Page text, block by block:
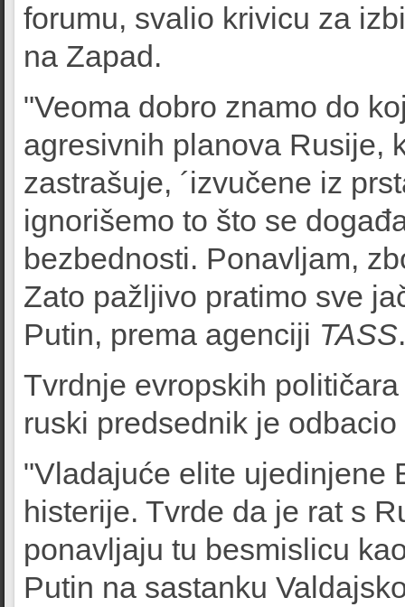
forumu, svalio krivicu za
na Zapad.
"Veoma dobro znamo do
agresivnih planova Rusije,
zastrašuje, ´izvučene iz
ignorišemo to što se
bezbednosti. Ponavljam,
Zato pažljivo pratimo sve
Putin, prema agenciji TASS.
Tvrdnje evropskih
ruski predsednik je
"Vladajuće elite ujedinjene
histerije. Tvrde da je rat s
ponavljaju tu besmislicu
Putin na sastanku